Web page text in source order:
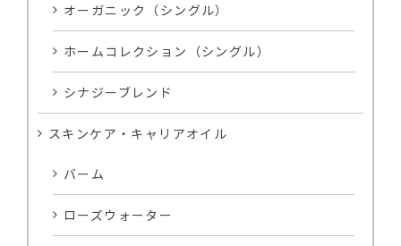
オーガニック（シングル）
ホームコレクション（シングル）
シナジーブレンド
スキンケア・キャリアオイル
バーム
ローズウォーター